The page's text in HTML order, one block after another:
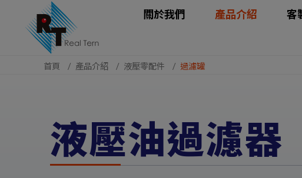
關於我們 產品介紹 客
首頁 產品介紹 液壓零配件 過濾罐
液壓油過濾器
Cookie管理面板